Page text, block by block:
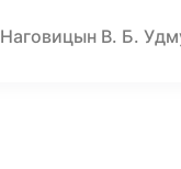
Наговицын В. Б.